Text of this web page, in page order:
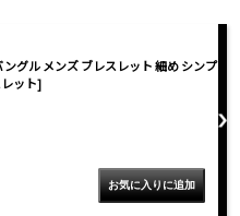
グル メンズ ブレスレット 細め シンプ
ット]